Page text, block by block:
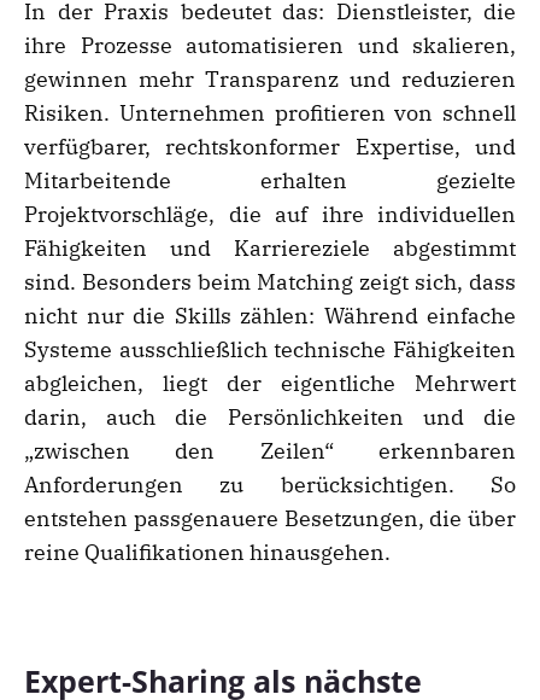
In der Praxis bedeutet das: Dienstleister, die
ihre Prozesse automatisieren und skalieren,
gewinnen mehr Transparenz und reduzieren
Risiken. Unternehmen profitieren von schnell
verfügbarer, rechtskonformer Expertise, und
Mitarbeitende erhalten gezielte
Projektvorschläge, die auf ihre individuellen
Fähigkeiten und Karriereziele abgestimmt
sind. Besonders beim Matching zeigt sich, dass
nicht nur die Skills zählen: Während einfache
Systeme ausschließlich technische Fähigkeiten
abgleichen, liegt der eigentliche Mehrwert
darin, auch die Persönlichkeiten und die
„zwischen den Zeilen“ erkennbaren
Anforderungen zu berücksichtigen. So
entstehen passgenauere Besetzungen, die über
reine Qualifikationen hinausgehen.
Expert-Sharing als nächste